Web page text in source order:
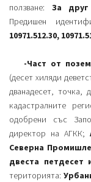
ползване: За друг
Предишен
10971.512.30,
-Част от
(десет хиляди
дванадесет, точка,
кадастралните
одобрени със
директор на АГКК;
Северна
двеста петдесет
територията: